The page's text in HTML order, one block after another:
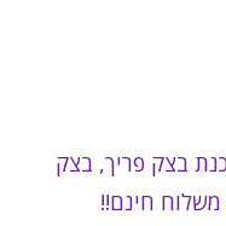
בצק פריך, בצק